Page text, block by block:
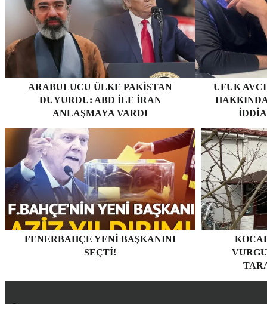
ARABULUCU ÜLKE PAKISTAN
DUYURDU: ABD ILE İRAN
ANLAŞMAYA VARDI
UFUK
FENERBAHÇE YENI BAŞKANINI
SEÇTI!